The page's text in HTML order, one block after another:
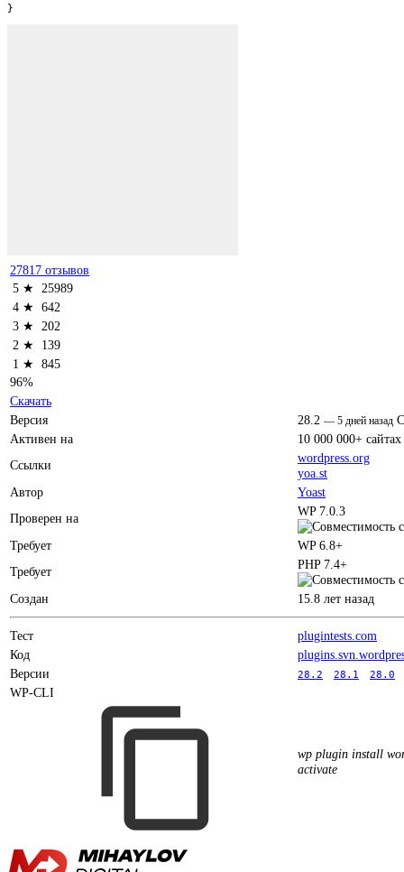
}
27817 отзывов
5 ★
25989
4 ★ 642
3 ★
202
2 ★
139
1 ★ 845
96%
Скачать
Версия
28.2 — 5 дней назад
Активен на
10 000 000+ сайтах
Ссылки
wordpress.org
yoa.st
Автор
Yoast
Проверен на
WP 7.0.3
Требует
WP 6.8+
Требует
PHP 7.4+
Создан 15.8 лет назад
Тест
plugintests.com
Код
Версии
28.2 28.1 28.0
WP-CLI
wp plugin install
activate